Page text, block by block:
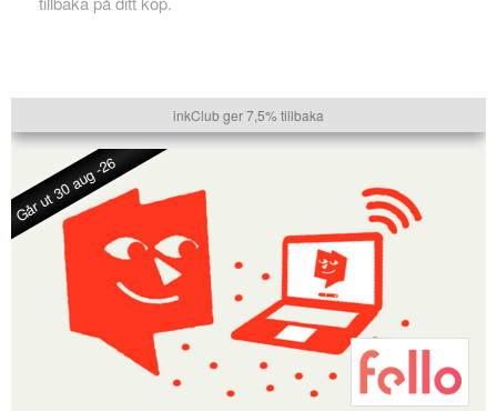
inkClub ger 7,5% tillbaka
Går ut 30 aug -26